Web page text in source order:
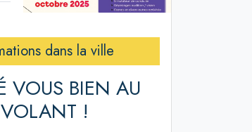
dans la ville
VOUS BIEN AU
VOLANT !